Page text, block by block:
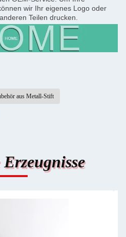
wir Ihr eigenes Logo oder
Teilen drucken.
aus Metall-Stift